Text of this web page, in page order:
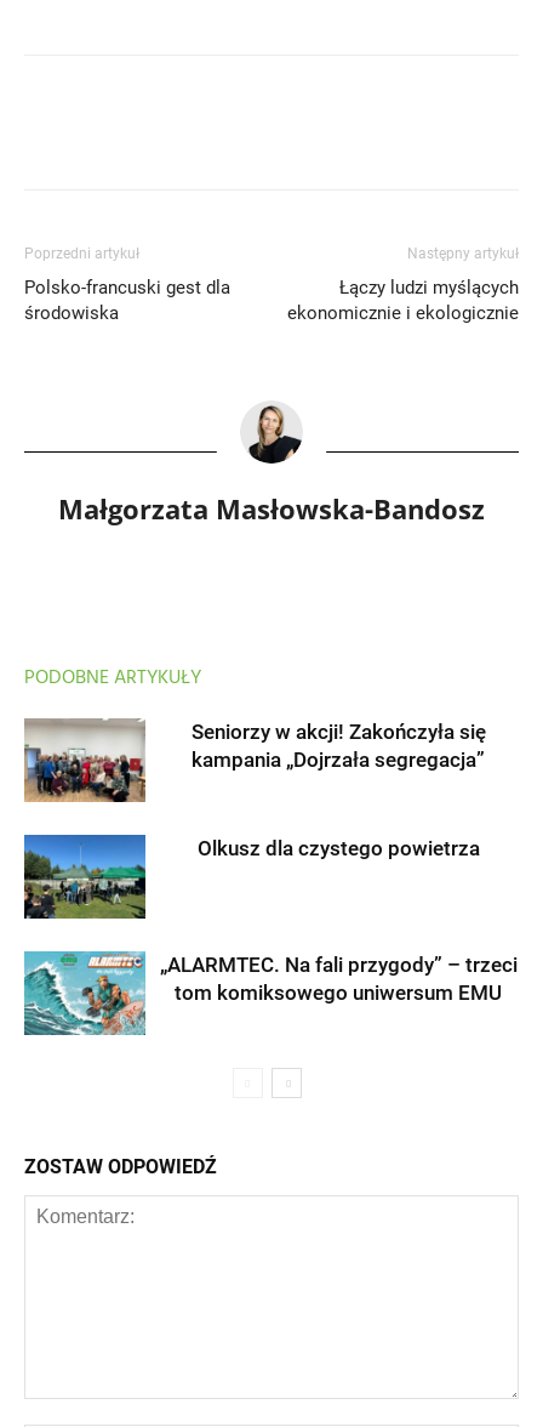
Poprzedni artykuł
Polsko-francuski gest dla
środowiska
Następny artykuł
Łączy ludzi myślących
ekonomicznie i ekologicznie
Małgorzata Masłowska-Bandosz
PODOBNE ARTYKUŁY
Seniorzy w akcji! Zakończyła się
kampania „Dojrzała segregacja”
Olkusz dla czystego powietrza
„ALARMTEC. Na fali przygody” – trzeci
tom komiksowego uniwersum EMU
ZOSTAW ODPOWIEDŹ